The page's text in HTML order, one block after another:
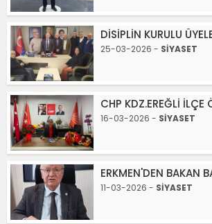
DİSİPLİN KURULU
25-03-2026 - SİYASET
CHP KDZ.EREĞLİ
16-03-2026 - SİYASET
ERKMEN'DEN BAKAN
11-03-2026 - SİYASET